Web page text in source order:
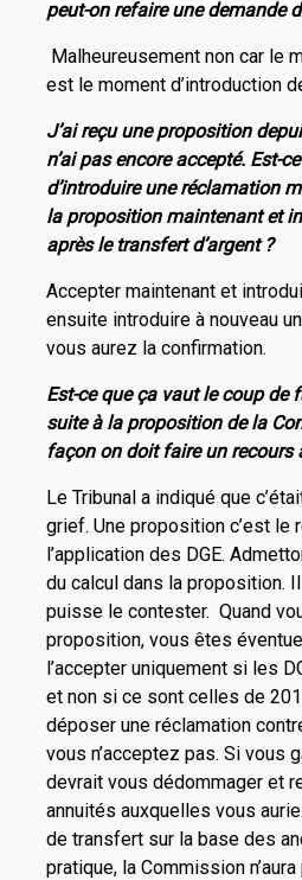
peut-on refaire une demande
Malheureusement non car le
est le moment d’introduction
J’ai reçu une proposition
n’ai pas encore accepté. Est-
d’introduire une réclamation
la proposition maintenant et
après le transfert d’argent ?
Accepter maintenant et
ensuite introduire à nouveau
vous aurez la confirmation.
Est-ce que ça vaut le coup de
suite à la proposition de la
façon on doit faire un recours
Le Tribunal a indiqué que
grief. Une proposition c’est le
l’application des DGE.
du calcul dans la proposition. Il
puisse le contester. Quand
proposition, vous êtes
l’accepter uniquement si les
et non si ce sont celles de
déposer une réclamation
vous n’acceptez pas. Si vous
devrait vous dédommager et
annuités auxquelles vous
de transfert sur la base des
pratique, la Commission